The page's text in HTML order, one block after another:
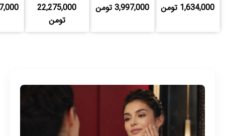
1,634,000 تومن 3,997,000 تومن
22,275,000
تومن